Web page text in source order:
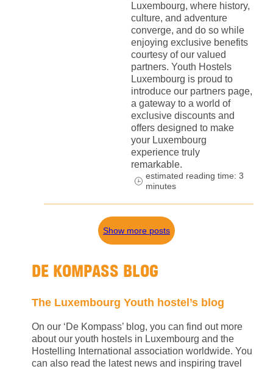
Luxembourg, where history,
culture, and adventure
converge, and do so while
enjoying exclusive benefits
courtesy of our valued
partners. Youth Hostels
Luxembourg is proud to
introduce our partners page,
a gateway to a world of
exclusive discounts and
offers designed to make
your Luxembourg
experience truly
remarkable.
estimated reading time: 3
minutes
Show more posts
DE KOMPASS BLOG
The Luxembourg Youth hostel’s blog
On our ‘De Kompass’ blog, you can find out more
about our youth hostels in Luxembourg and the
Hostelling International association worldwide. You
can also read the latest news and inspiring travel